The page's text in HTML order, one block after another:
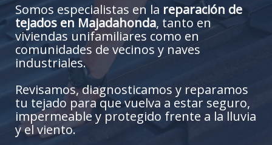
Somos especialistas en la reparación de
tejados en Majadahonda, tanto en
viviendas unifamiliares como en
comunidades de vecinos y naves
industriales.
Revisamos, diagnosticamos y reparamos
tu tejado para que vuelva a estar seguro,
impermeable y protegido frente a la lluvia
y el viento.